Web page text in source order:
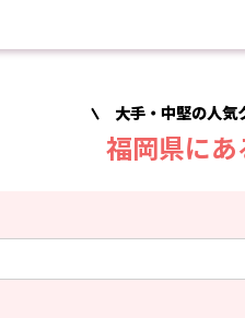
大手・中堅の人気
福岡県に